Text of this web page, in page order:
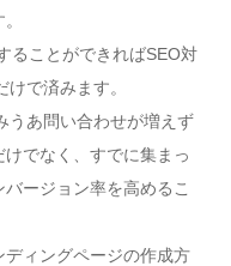
ることができればSEO対
で済みます。
うあ問い合わせが増えず
でなく、すでに集まっ
ージョン率を高めるこ
ィングページの作成方